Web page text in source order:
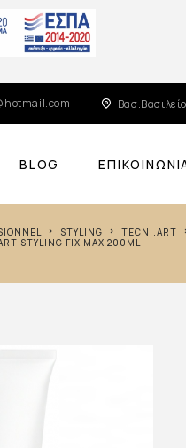
BLOG
STYLING
TECNI.ART
STYLING FIX MAX 200ML